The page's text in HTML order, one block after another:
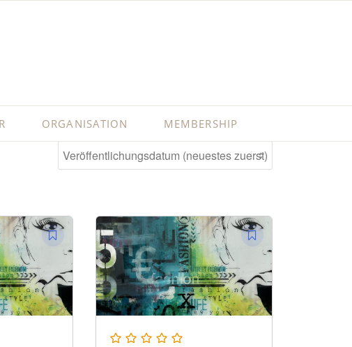
ORGANISATION MEMBERSHIP